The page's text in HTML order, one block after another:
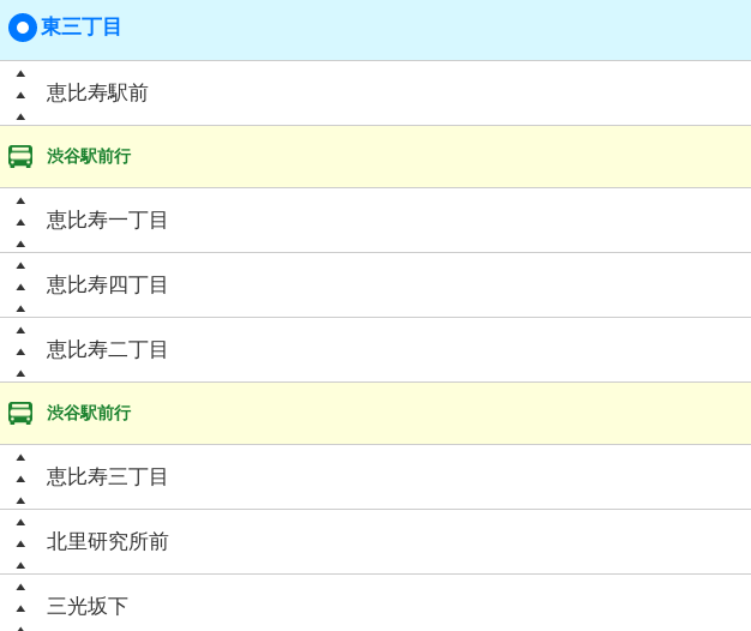
東三丁目
恵比寿駅前
渋谷駅前行
恵比寿一丁目
恵比寿四丁目
恵比寿二丁目
渋谷駅前行
恵比寿三丁目
北里研究所前
三光坂下